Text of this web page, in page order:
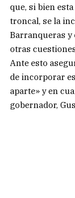
que, si bien
troncal, se la
Barranqueras y
otras
Ante esto
de incorporar
aparte» y en
gobernador,